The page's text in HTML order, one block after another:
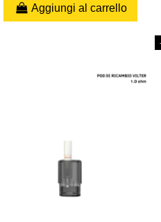
Aggiungi al carrello